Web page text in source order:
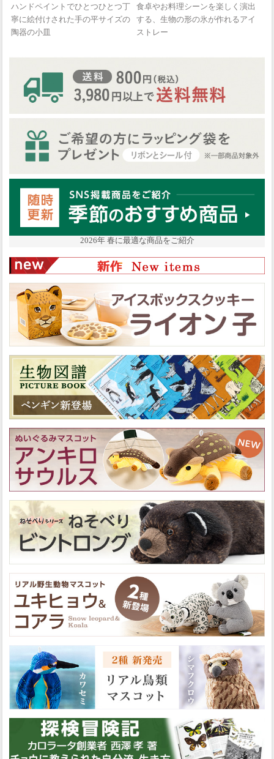
ハンドペイントでひとつひとつ丁
寧に絵付けされた手の平サイズの
陶器の小皿
食卓やお料理シーンを楽しく演出
する、生物の形の氷が作れるアイ
ストレー